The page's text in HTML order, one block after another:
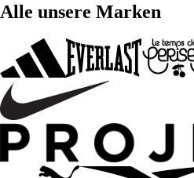
Alle unsere Marken